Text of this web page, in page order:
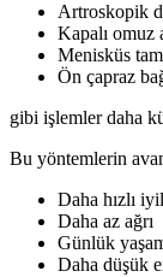
Artroskopik
Kapalı omuz
Menisküs
Ön çapraz
gibi işlemler daha
Bu yöntemlerin
Daha hızlı
Daha az ağrı
Günlük
Daha düşük